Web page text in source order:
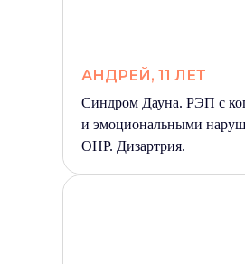
АНДРЕЙ, 11 ЛЕТ
Синдром Дауна. РЭП с
и эмоциональными
ОНР. Дизартрия.